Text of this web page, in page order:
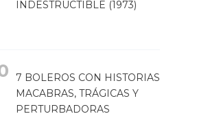
INDESTRUCTIBLE (1973)
7 BOLEROS CON HISTORIAS
MACABRAS, TRÁGICAS Y
PERTURBADORAS